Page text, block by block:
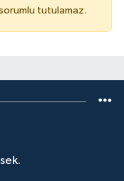
tutulamaz.